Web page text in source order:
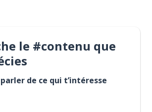
le #contenu que
de ce qui t’intéresse